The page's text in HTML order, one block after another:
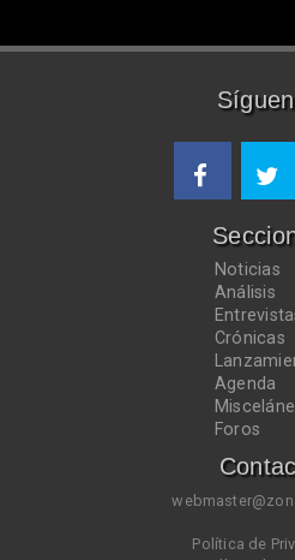
Noticias
Análisis
Crónicas
Agenda
Foros
Política de